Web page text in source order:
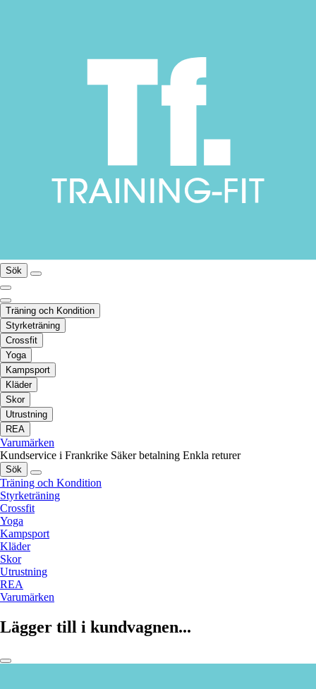
Sök
Träning och Kondition
Styrketräning
Crossfit
Yoga
Kampsport
Kläder
Skor
Utrustning
REA
Varumärken
Kundservice i Frankrike Säker betalning Enkla returer
Sök
Träning och Kondition
Styrketräning
Crossfit
Yoga
Kampsport
Kläder
Skor
Utrustning
REA
Varumärken
Lägger till i kundvagnen...